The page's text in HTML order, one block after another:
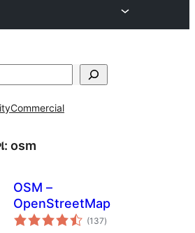
Commercial
osm
OSM –
OpenStreetMap
(137કુલ
રેટિંગ્સ
)